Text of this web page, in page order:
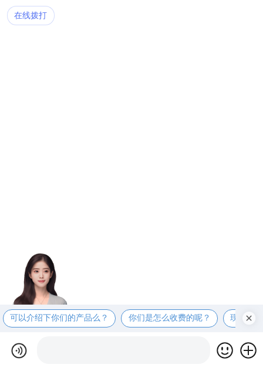
在线拨打
可以介绍下你们的产品么？ 你们是怎么收费的呢？ 现在有